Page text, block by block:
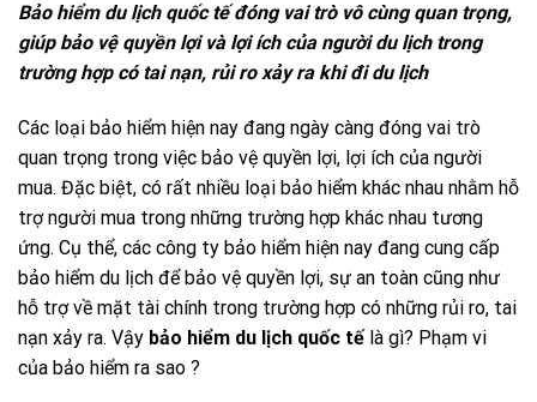
Bảo hiểm du lịch quốc tế đóng vai trò vô cùng quan trọng,
giúp bảo vệ quyền lợi và lợi ích của người du lịch trong
trường hợp có tai nạn, rủi ro xảy ra khi đi du lịch
Các loại bảo hiểm hiện nay đang ngày càng đóng vai trò
quan trọng trong việc bảo vệ quyền lợi, lợi ích của người
mua. Đặc biệt, có rất nhiều loại bảo hiểm khác nhau nhằm hỗ
trợ người mua trong những trường hợp khác nhau tương
ứng. Cụ thể, các công ty bảo hiểm hiện nay đang cung cấp
bảo hiểm du lịch để bảo vệ quyền lợi, sự an toàn cũng như
hỗ trợ về mặt tài chính trong trường hợp có những rủi ro, tai
nạn xảy ra. Vậy bảo hiểm du lịch quốc tếlà gì? Phạm vi
của bảo hiểm ra sao ?